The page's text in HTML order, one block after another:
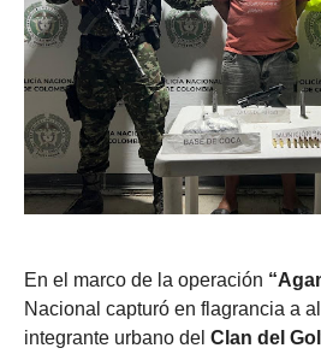
En el marco de la operación
Nacional capturó en flagrancia a
integrante urbano del Clan del